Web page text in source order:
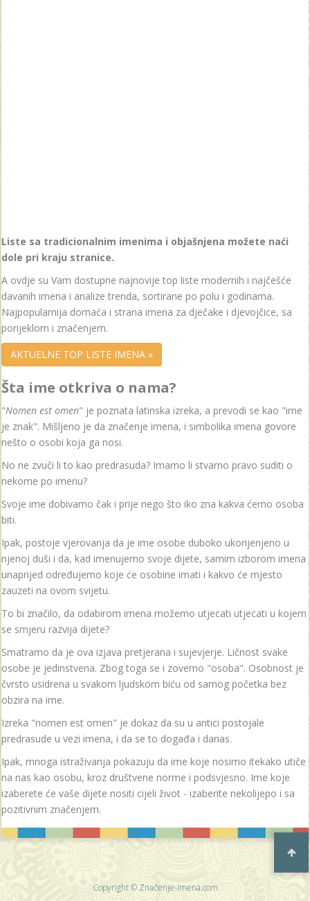
Liste sa tradicionalnim imenima i objašnjena možete naći
dole pri kraju stranice.
A ovdje su Vam dostupne najnovije top liste modernih i najčešće
davanih imena i analize trenda, sortirane po polu i godinama.
Najpopularnija domaća i strana imena za dječake i djevojčice, sa
porijeklom i značenjem.
AKTUELNE TOP LISTE IMENA »
Šta ime otkriva o nama?
"Nomen est omen" je poznata latinska izreka, a prevodi se kao "ime
je znak". Mišljeno je da značenje imena, i simbolika imena govore
nešto o osobi koja ga nosi.
No ne zvuči li to kao predrasuda? Imamo li stvarno pravo suditi o
nekome po imenu?
Svoje ime dobivamo čak i prije nego što iko zna kakva ćemo osoba
biti.
Ipak, postoje vjerovanja da je ime osobe duboko ukorijenjeno u
njenoj duši i da, kad imenujemo svoje dijete, samim izborom imena
unaprijed određujemo koje će osobine imati i kakvo će mjesto
zauzeti na ovom svijetu.
To bi značilo, da odabirom imena možemo utjecati utjecati u kojem
se smjeru razvija dijete?
Smatramo da je ova izjava pretjerana i sujevjerje. Ličnost svake
osobe je jedinstvena. Zbog toga se i zovemo "osoba". Osobnost je
čvrsto usidrena u svakom ljudskom biću od samog početka bez
obzira na ime.
Izreka "nomen est omen" je dokaz da su u antici postojale
predrasude u vezi imena, i da se to događa i danas.
Ipak, mnoga istraživanja pokazuju da ime koje nosimo itekako utiče
na nas kao osobu, kroz društvene norme i podsvjesno. Ime koje
izaberete će vaše dijete nositi cijeli život - izaberite nekolijepo i sa
pozitivnim značenjem.
Copyright © Značenje-Imena.com